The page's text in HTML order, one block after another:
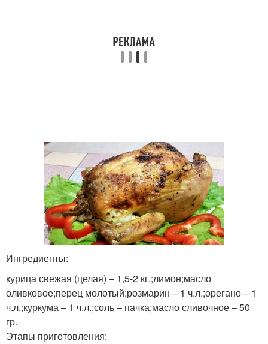
Ингредиенты:
курица свежая (целая) – 1,5-2 кг.;лимон;масло
оливковое;перец молотый;розмарин – 1 ч.л.;орегано – 1
ч.л.;куркума – 1 ч.л.;соль – пачка;масло сливочное – 50
гр.
Этапы приготовления: